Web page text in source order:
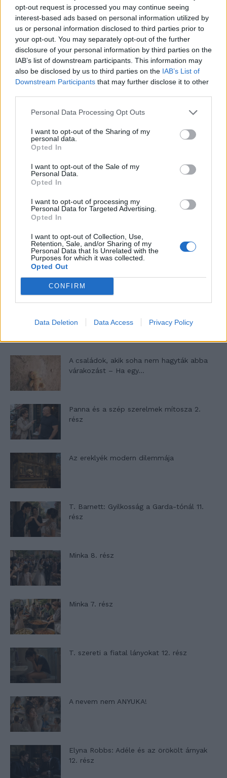
opt-out request is processed you may continue seeing
interest-based ads based on personal information utilized by
us or personal information disclosed to third parties prior to
your opt-out. You may separately opt-out of the further
disclosure of your personal information by third parties on the
IAB’s list of downstream participants. This information may
also be disclosed by us to third parties on the IAB’s List of
Downstream Participants that may further disclose it to other
Personal Data Processing Opt Outs
I want to opt-out of the Sharing of my
personal data.
Opted In
I want to opt-out of the Sale of my
Personal Data.
Opted In
I want to opt-out of processing my
Personal Data for Targeted Advertising.
Opted In
I want to opt-out of Collection, Use,
Retention, Sale, and/or Sharing of my
Personal Data that Is Unrelated with the
Purposes for which it was collected.
Opted Out
CONFIRM
Data Deletion Data Access Privacy Policy
T. Barnett: Gyilkosság a Garda-tónál 12.
rész
T. szereti a fiatal lányokat 13. rész
Minka 10. rész
Minka 9. rész
Máltai kaland 7.
10 tanács, ha jobban akarod érezni magad
nyílik – Villa...
A családok, akik soha nem hagyták abba
várakozást – Ha egy...
Panna és a szép szerelmek mítosza 2.
rész
Az ereklyék modern dilemmája
T. Barnett: Gyilkosság a Garda-tónál 11.
rész
Minka 8. rész
Minka 7. rész
T. szereti a fiatal lányokat 12. rész
A nevem nem ANYUKA!
Elyna Robbs: Adéle és az örökölt árnyak
12. rész